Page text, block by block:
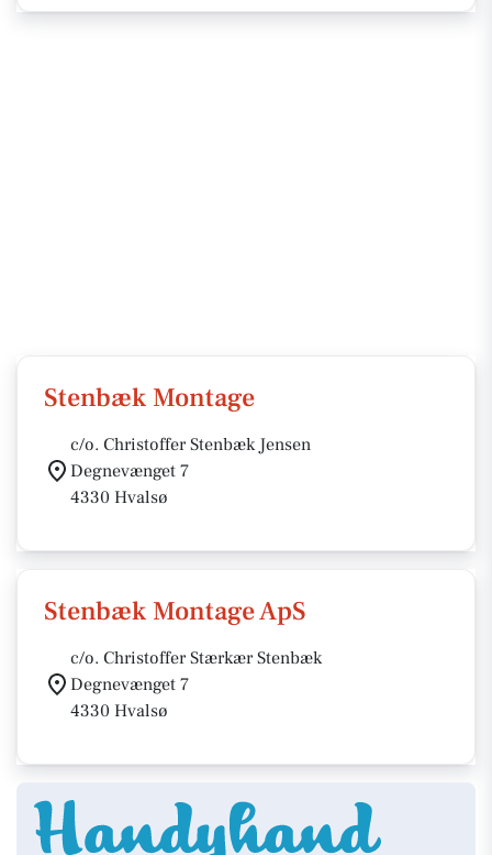
Stenbæk Montage
c/o. Christoffer Stenbæk Jensen
Degnevænget 7
4330 Hvalsø
Stenbæk Montage ApS
c/o. Christoffer Stærkær Stenbæk
Degnevænget 7
4330 Hvalsø